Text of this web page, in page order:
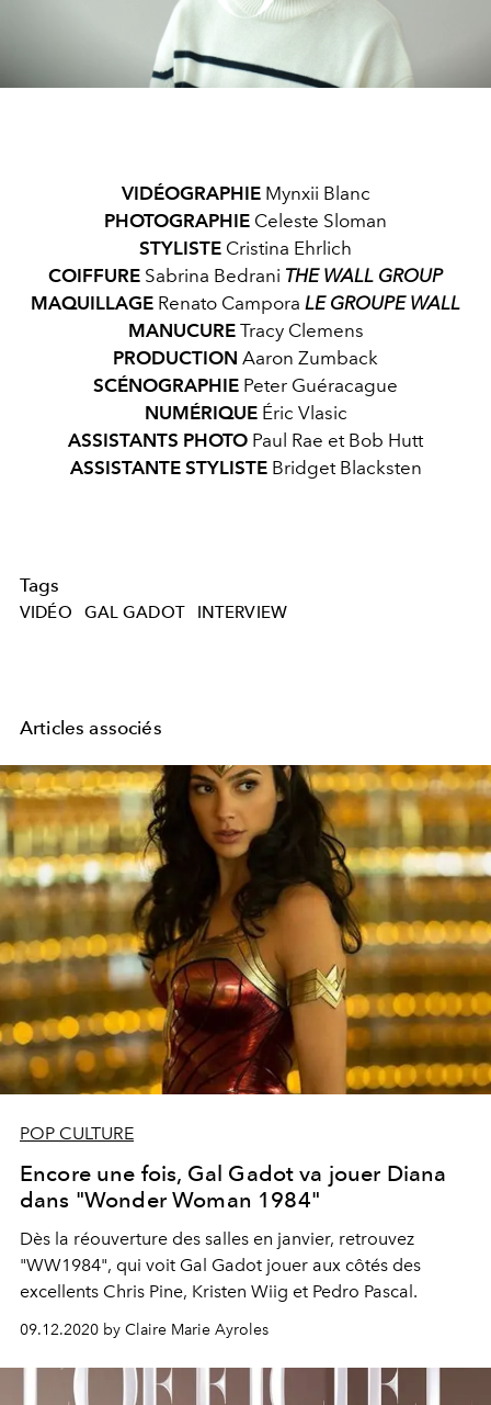
Video
VIDÉOGRAPHIEMynxii Blanc
PHOTOGRAPHIE Celeste Sloman
STYLISTE Cristina Ehrlich
COIFFURE Sabrina Bedrani THE WALL GROUP
MAQUILLAGE Renato Campora LE GROUPE WALL
MANUCURETracy Clemens
PRODUCTION Aaron Zumback
SCÉNOGRAPHIE Peter Guéracague
NUMÉRIQUEÉric Vlasic
ASSISTANTS PHOTO Paul Rae et Bob Hutt
ASSISTANTE STYLISTEBridget Blacksten
Tags
VIDÉO GAL GADOT INTERVIEW
Articles associés
POP CULTURE
Encore une fois, Gal Gadot va jouer Diana
dans "Wonder Woman 1984"
Dès la réouverture des salles en janvier, retrouvez
"WW1984", qui voit Gal Gadot jouer aux côtés des
excellents Chris Pine, Kristen Wiig et Pedro Pascal.
09.12.2020 by Claire Marie Ayroles